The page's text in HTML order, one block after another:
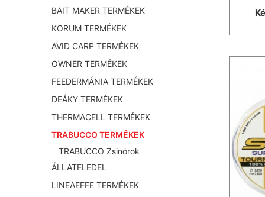
BAIT MAKER TERMÉKEK
KORUM TERMÉKEK
AVID CARP TERMÉKEK
OWNER TERMÉKEK
FEEDERMÁNIA TERMÉKEK
DEÁKY TERMÉKEK
THERMACELL TERMÉKEK
TRABUCCO TERMÉKEK
TRABUCCO Zsinórok
ÁLLATELEDEL
LINEAEFFE TERMÉKEK